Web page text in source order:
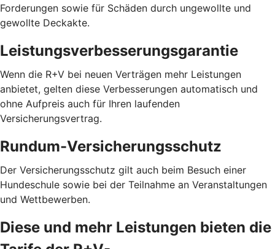
Forderungen sowie für Schäden durch ungewollte und
gewollte Deckakte.
Leistungsverbesserungsgarantie
Wenn die R+V bei neuen Verträgen mehr Leistungen
anbietet, gelten diese Verbesserungen automatisch und
ohne Aufpreis auch für Ihren laufenden
Versicherungsvertrag.
Rundum-Versicherungsschutz
Der Versicherungsschutz gilt auch beim Besuch einer
Hundeschule sowie bei der Teilnahme an Veranstaltungen
und Wettbewerben.
Diese und mehr Leistungen bieten die